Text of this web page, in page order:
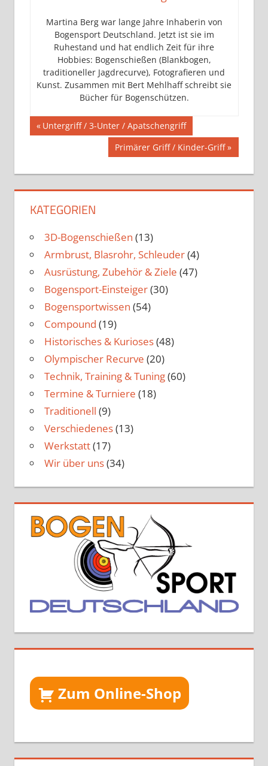
Martina Berg war lange Jahre Inhaberin von
Bogensport Deutschland. Jetzt ist sie im
Ruhestand und hat endlich Zeit für ihre
Hobbies: Bogenschießen (Blankbogen,
traditioneller Jagdrecurve), Fotografieren und
Kunst. Zusammen mit Bert Mehlhaff schreibt sie
Bücher für Bogenschützen.
Beitragsnavigation
Vorheriger
Untergriff / 3-Unter / Apatschengriff
Nächster
Beitrag:
Primärer Griff / Kinder-Griff
KATEGORIEN
3D-Bogenschießen (13)
Armbrust, Blasrohr, Schleuder(4)
Ausrüstung, Zubehör & Ziele (47)
Bogensport-Einsteiger(30)
Bogensportwissen (54)
Compound (19)
Historisches & Kurioses(48)
Olympischer Recurve (20)
Technik, Training & Tuning(60)
Termine & Turniere (18)
Traditionell (9)
Verschiedenes(13)
Werkstatt(17)
Wir über uns(34)
Zum Online-Shop